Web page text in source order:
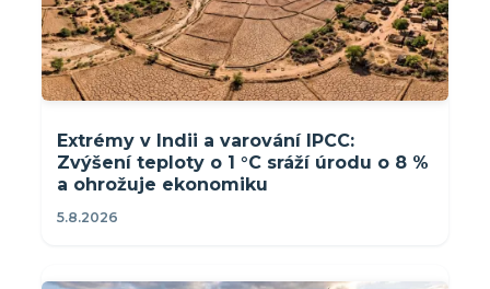
Extrémy v Indii a varování IPCC:
Zvýšení teploty o 1 °C sráží úrodu o 8 %
a ohrožuje ekonomiku
5.8.2026